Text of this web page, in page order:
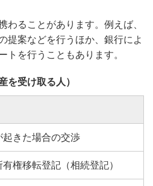
わることがあります。例えば、
提案などを行うほか、銀行によ
トを行うこともあります。
を受け取る人）
起きた場合の交渉
権移転登記（相続登記）